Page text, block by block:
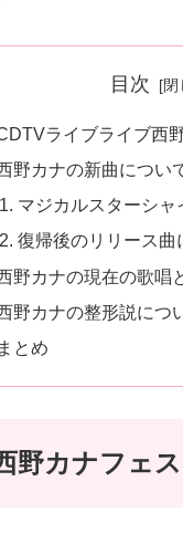
目次
ライブライブ西
野カナの新曲につい
マジカルスターシ
復帰後のリリース曲
野カナの現在の歌唱
野カナの整形説につ
まとめ
野カナフェ